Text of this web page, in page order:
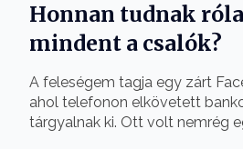
Honnan tudnak
mindent a csalók?
A feleségem tagja egy zárt
ahol telefonon elkövetett
tárgyalnak ki. Ott volt nemrég